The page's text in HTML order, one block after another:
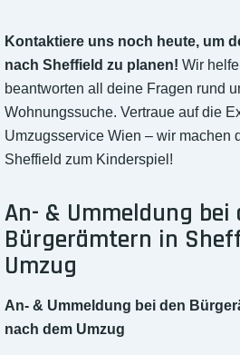
Kontaktiere uns noch heute, um
nach Sheffield zu planen! Wir
beantworten all deine Fragen rund
Wohnungssuche. Vertraue auf die
Umzugsservice Wien – wir machen
Sheffield zum Kinderspiel!
An- & Ummeldung bei
Bürgerämtern in
Umzug
An- & Ummeldung bei den
nach dem Umzug